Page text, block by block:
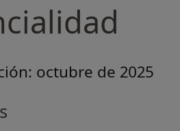
octubre de 2025